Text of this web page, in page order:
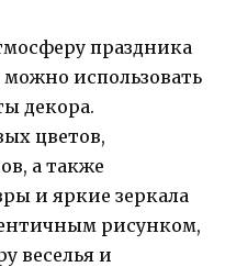
праздника
использовать
декора.
цветов,
а также
и яркие зеркала
рисунком,
веселья и